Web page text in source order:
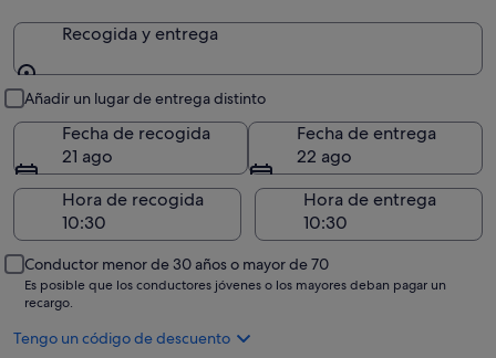
Recogida y entrega
Añadir un lugar de entrega distinto
Fecha de recogida
21 ago
Fecha de entrega
22 ago
Hora de recogida
Hora de entrega
Conductor menor de 30 años o mayor de 70
Es posible que los conductores jóvenes o los mayores deban pagar un
recargo.
Tengo un código de descuento